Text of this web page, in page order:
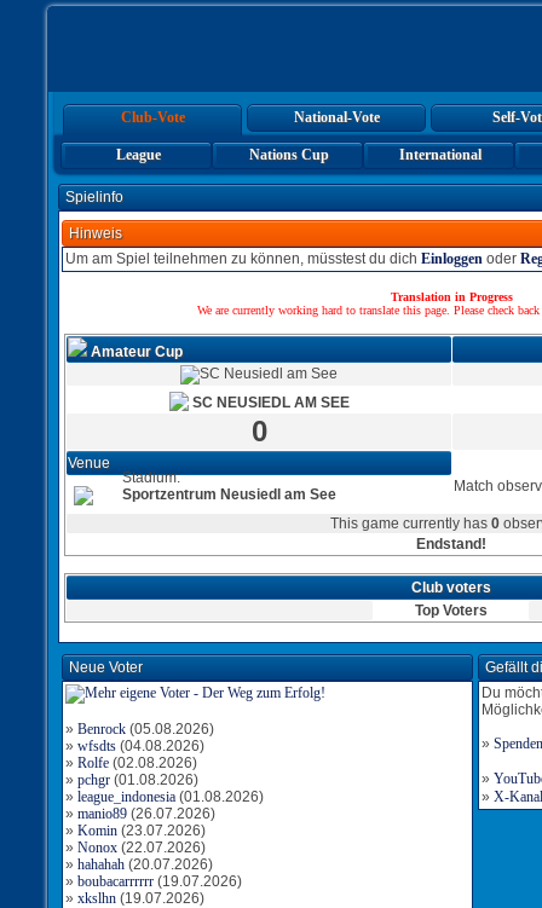
Club-Vote National-Vote Self-
League Nations Cup International
Spielinfo
Hinweis
Um am Spiel teilnehmen zu können, müsstest du dich Einloggen oder
Translation in Progress
We are currently working hard to translate this page. Please check
Amateur Cup
SC NEUSIEDL AM SEE
0
Venue
Stadium:
Sportzentrum Neusiedl am See
Match
This game currently has 0
Endstand!
Club voters
Top Voters
Neue Voter
» Benrock (05.08.2026)
» wfsdts (04.08.2026)
» Rolfe (02.08.2026)
» pchgr (01.08.2026)
» league_indonesia (01.08.2026)
» manio89 (26.07.2026)
» Komin (23.07.2026)
» Nonox (22.07.2026)
» hahahah (20.07.2026)
» boubacarrrrrr (19.07.2026)
» xkslhn (19.07.2026)
Gefällt
Du
» Spenden
»
» X-